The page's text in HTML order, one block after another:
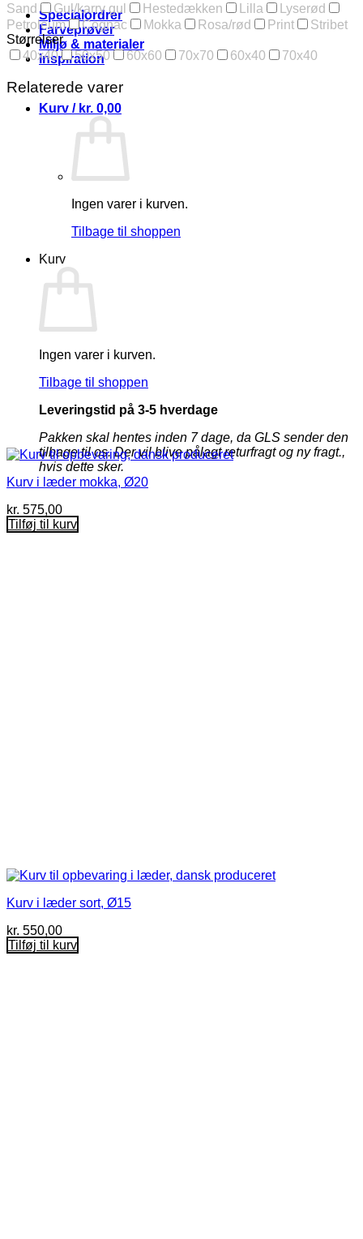
Specialordrer
Farveprøver
Miljø & materialer
Inspiration
Kurv / kr. 0,00
Ingen varer i kurven.
Tilbage til shoppen
Kurv
Ingen varer i kurven.
Tilbage til shoppen
Leveringstid på 3-5 hverdage
Pakken skal hentes inden 7 dage, da GLS sender den
tilbage til os. Der vil blive pålagt returfragt og ny fragt.,
hvis dette sker.
Sand
Gul/karry gul Hestedækken Lilla
Lyserød
Petroleum
Cognac Mokka Rosa/rød Print
Stribet
Størrelser
40x40
50x50 60x60 70x70 60x40 70x40
Relaterede varer
Kurv i læder mokka, Ø20
kr. 575,00
Tilføj til kurv
Kurv i læder sort, Ø15
kr. 550,00
Tilføj til kurv